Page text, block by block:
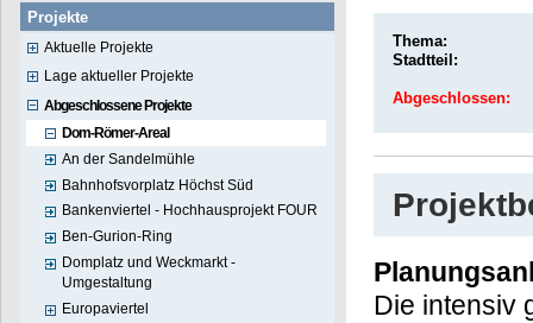
Projekte
Aktuelle Projekte
Lage aktueller Projekte
Abgeschlossene Projekte
Dom-Römer-Areal
An der Sandelmühle
Bahnhofsvorplatz Höchst Süd
Bankenviertel - Hochhausprojekt FOUR
Ben-Gurion-Ring
Domplatz und Weckmarkt -
Umgestaltung
Europaviertel
Thema:
Stadtteil:
Abgeschlossen:
Die intensiv